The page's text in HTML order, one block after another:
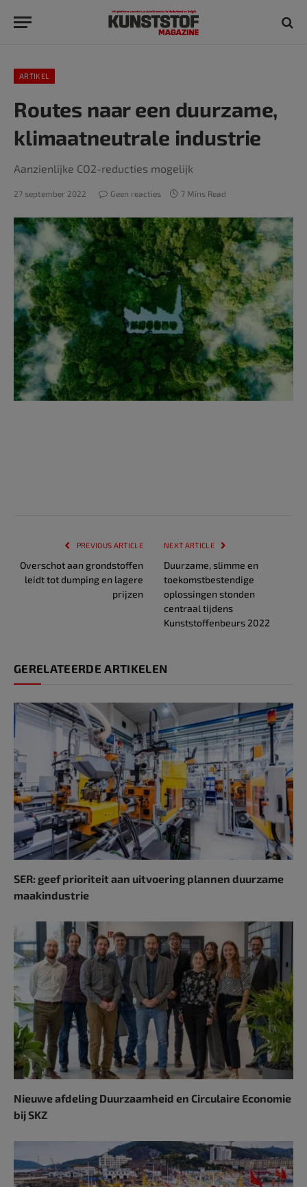
ARTIKEL
Routes naar een duurzame,
klimaatneutrale industrie
Aanzienlijke CO2-reducties mogelijk
27 september 2022 Geen reacties 7 Mins Read
PREVIOUS ARTICLE
Overschot aan grondstoffen
leidt tot dumping en lagere
prijzen
NEXT ARTICLE
Duurzame, slimme en
toekomstbestendige
oplossingen stonden
centraal tijdens
Kunststoffenbeurs 2022
GERELATEERDE ARTIKELEN
SER: geef prioriteit aan uitvoering plannen duurzame
maakindustrie
Nieuwe afdeling Duurzaamheid en Circulaire Economie
bij SKZ